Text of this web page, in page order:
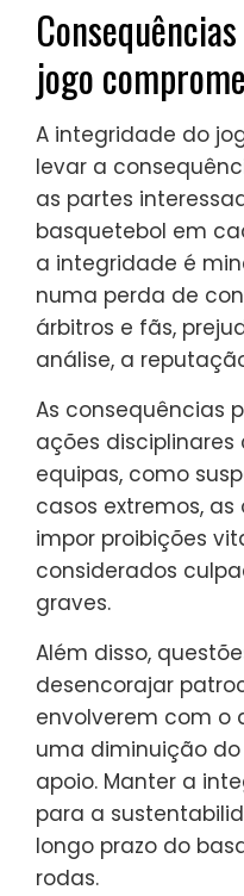
jogo
A integridade do
levar a
as partes
basquetebol em
a integridade é
numa perda de
árbitros e fãs,
análise, a
As consequências
ações
equipas, como
casos extremos,
impor proibições
considerados
graves.
Além disso,
desencorajar
envolverem com o
uma diminuição
apoio. Manter a
para a
longo prazo do
rodas.